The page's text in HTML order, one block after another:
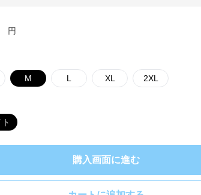
円
M L XL 2XL
購入画面に進む